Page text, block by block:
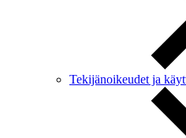
Tekijänoikeudet ja